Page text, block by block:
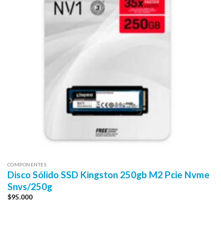
COMPONENTES
Disco Sólido SSD Kingston 250gb M2 Pcie Nvme
Snvs/250g
$95.000